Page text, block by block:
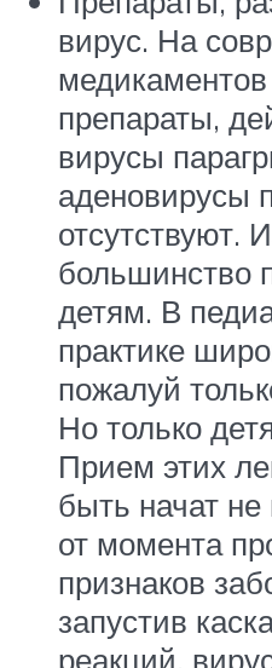
вирус. На
препараты,
вирусы
аденовирусы
отсутствуют.
большинство
детям. В
практике
пожалуй
Но только
Прием этих
быть начат не
от момента
признаков
запустив
реакций,